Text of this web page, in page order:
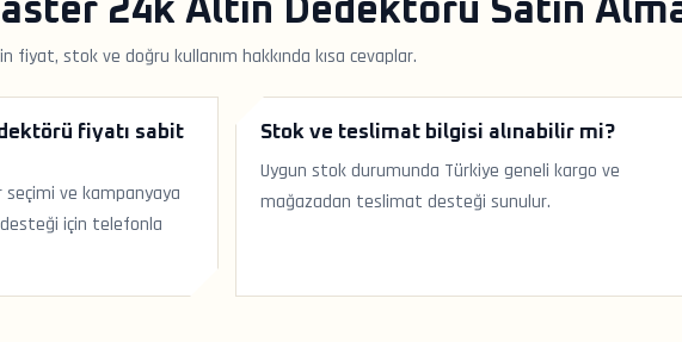
24k Altın Dedektörü Satın
fiyat, stok ve doğru kullanım hakkında kısa cevaplar.
fiyatı sabit
seçimi ve kampanyaya
için telefonla
Stok ve teslimat bilgisi alınabilir mi?
Uygun stok durumunda Türkiye geneli kargo ve
mağazadan teslimat desteği sunulur.